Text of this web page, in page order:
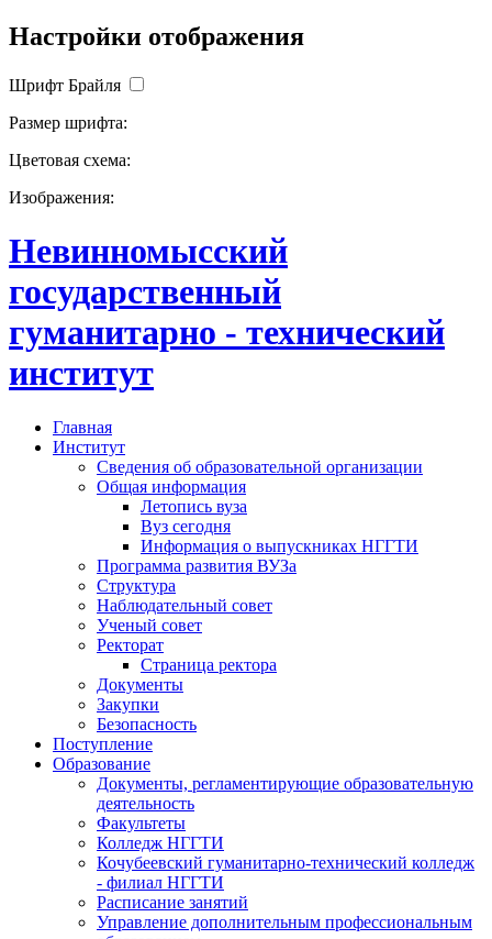
Настройки отображения
Шрифт Брайля
Размер шрифта:
Цветовая схема:
Изображения:
Невинномысский
государственный
гуманитарно - технический
институт
Главная
Институт
Сведения об образовательной организации
Общая информация
Летопись вуза
Вуз сегодня
Информация о выпускниках НГГТИ
Программа развития ВУЗа
Структура
Наблюдательный совет
Ученый совет
Ректорат
Страница ректора
Документы
Закупки
Безопасность
Поступление
Образование
Документы, регламентирующие образовательную
деятельность
Факультеты
Колледж НГГТИ
Кочубеевский гуманитарно-технический колледж
- филиал НГГТИ
Расписание занятий
Управление дополнительным профессиональным